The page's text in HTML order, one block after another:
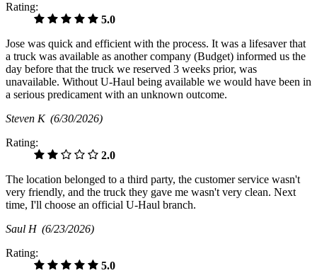
Rating:
5.0
Jose was quick and efficient with the process. It was a lifesaver that
a truck was available as another company (Budget) informed us the
day before that the truck we reserved 3 weeks prior, was
unavailable. Without U-Haul being available we would have been in
a serious predicament with an unknown outcome.
Steven K (6/30/2026)
Rating:
2.0
The location belonged to a third party, the customer service wasn't
very friendly, and the truck they gave me wasn't very clean. Next
time, I'll choose an official U-Haul branch.
Saul H (6/23/2026)
Rating:
5.0